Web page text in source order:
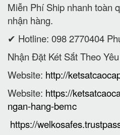
Miễn Phí Ship nhanh toàn
nhận hàng.
✔ Hotline: 098 2770404
Nhận Đặt Két Sắt Theo
Website: http://
Website: https://
ngan-hang-bemc
https://